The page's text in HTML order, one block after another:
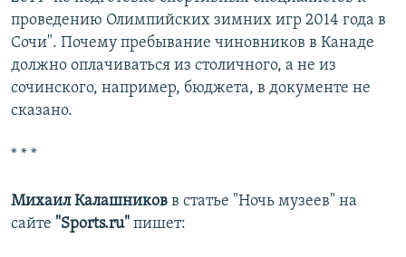
проведению Олимпийских зимних игр 2014 года в
Сочи". Почему пребывание чиновников в Канаде
должно оплачиваться из столичного, а не из
сочинского, например, бюджета, в документе не
сказано.
* * *
Михаил Калашников в статье "Ночь музеев" на
сайте "Sports.ru" пишет: